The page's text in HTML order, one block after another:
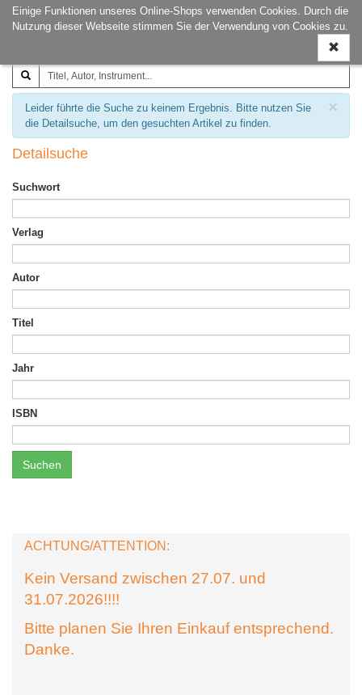
Einige Funktionen unseres Online-Shops verwenden Cookies. Durch die
Nutzung dieser Webseite stimmen Sie der Verwendung von Cookies zu.
ein-/
Joachim‐Trekel‐Musikverlag,
Hamburg
×
Leider führte die Suche zu keinem Ergebnis. Bitte nutzen Sie
die Detailsuche, um den gesuchten Artikel zu finden.
Detailsuche
Suchwort
Verlag
Autor
Titel
Jahr
ISBN
Suchen
ACHTUNG/ATTENTION:
Kein Versand zwischen 27.07. und
31.07.2026!!!!
Bitte planen Sie Ihren Einkauf entsprechend.
Danke.